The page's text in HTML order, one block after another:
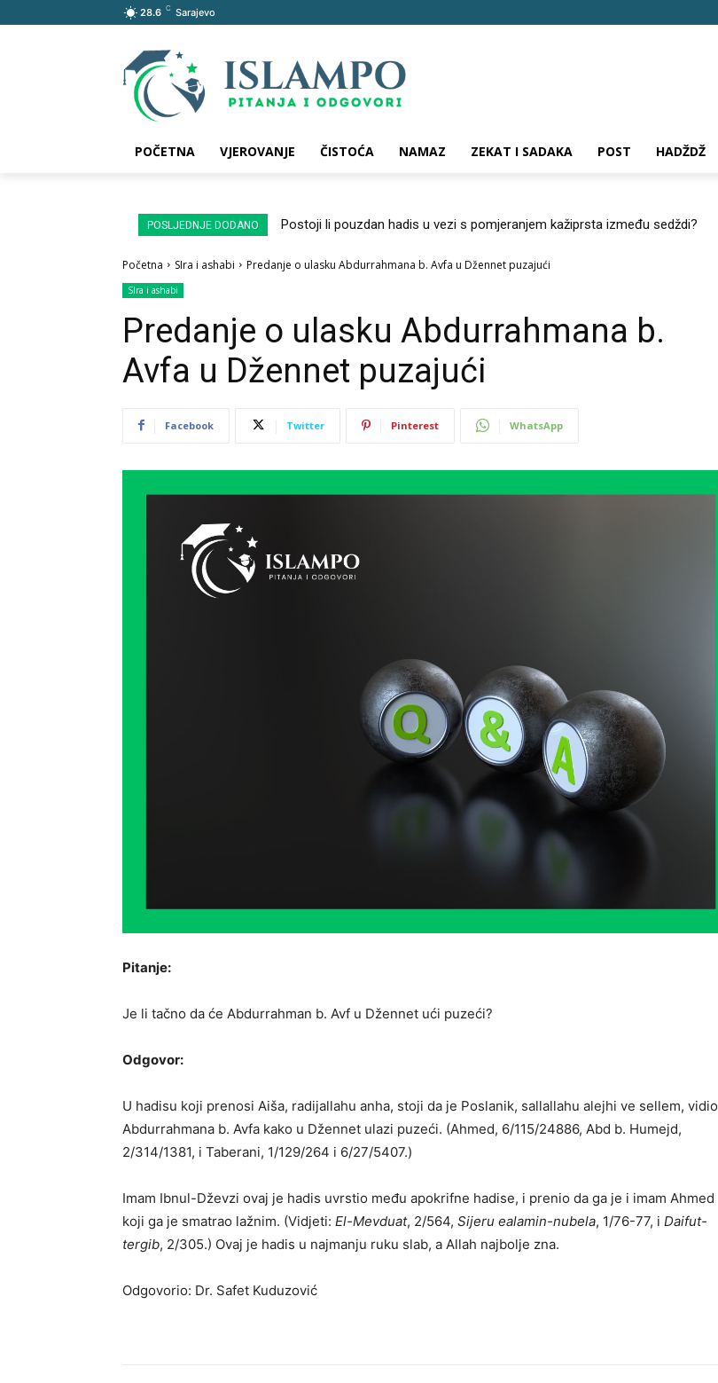
28.6 C Sarajevo
POČETNA VJEROVANJE ČISTOĆA NAMAZ ZEKAT I SADAKA POST HADŽDŽ
POSLJEDNJE DODANO Postoji li pouzdan hadis u vezi s pomjeranjem kažiprsta između sedždi?
Početna SIra i ashabi Predanje o ulasku Abdurrahmana b. Avfa u Džennet puzajući
SIra i ashabi
Predanje o ulasku Abdurrahmana b.
Avfa u Džennet puzajući
Facebook Twitter Pinterest WhatsApp
Pitanje:
Je li tačno da će Abdurrahman b. Avf u Džennet ući puzeći?
Odgovor:
U hadisu koji prenosi Aiša, radijallahu anha, stoji da je Poslanik, sallallahu alejhi ve sellem, vidio
Abdurrahmana b. Avfa kako u Džennet ulazi puzeći. (Ahmed, 6/115/24886, Abd b. Humejd,
2/314/1381, i Taberani, 1/129/264 i 6/27/5407.)
Imam Ibnul-Dževzi ovaj je hadis uvrstio među apokrifne hadise, i prenio da ga je i imam Ahmed
koji ga je smatrao lažnim. (Vidjeti: El-Mevduat, 2/564, Sijeru ealamin-nubela, 1/76-77, i Daifut-
tergib, 2/305.) Ovaj je hadis u najmanju ruku slab, a Allah najbolje zna.
Odgovorio: Dr. Safet Kuduzović